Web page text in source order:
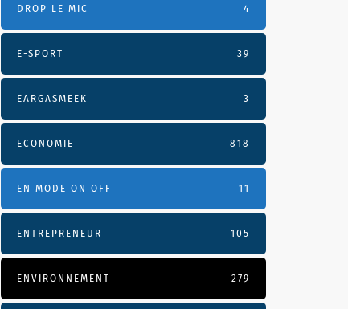
DROP LE MIC 4
E-SPORT 39
EARGASMEEK 3
ECONOMIE 818
EN MODE ON OFF 11
ENTREPRENEUR 105
ENVIRONNEMENT 279